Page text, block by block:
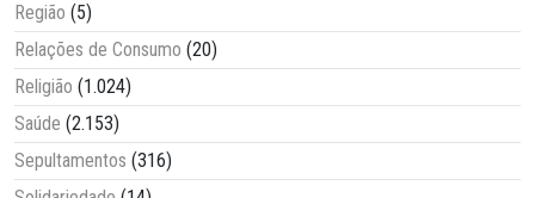
Região (5)
Relações de Consumo (20)
Religião (1.024)
Saúde (2.153)
Sepultamentos (316)